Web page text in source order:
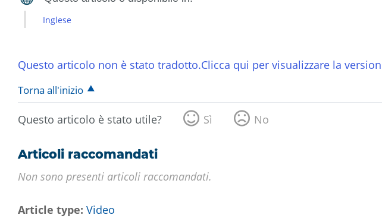
Inglese
Questo articolo non è stato tradotto.Clicca qui per visualizzare la
Torna all'inizio
Questo articolo è stato utile? Sì No
Articoli raccomandati
Non sono presenti articoli raccomandati.
Article type Video